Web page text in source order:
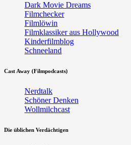
Dark Movie Dreams
Filmchecker
Filmlöwin
Filmklassiker aus Hollywood
Kinderfilmblog
Schneeland
Cast Away (Filmpodcasts)
Nerdtalk
Schöner Denken
Wollmilchcast
Die üblichen Verdächtigen